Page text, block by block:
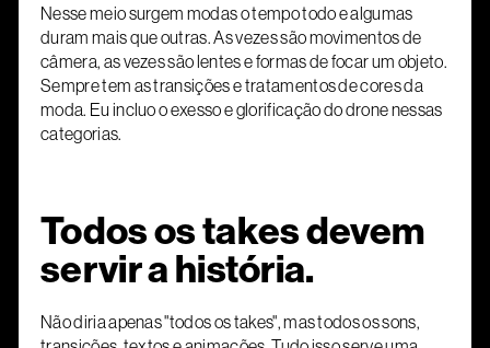
Nesse meio surgem modas o tempo todo e algumas
duram mais que outras. As vezes são movimentos de
câmera, as vezes são lentes e formas de focar um objeto.
Sempre tem as transições e tratamentos de cores da
moda. Eu incluo o exesso e glorificação do drone nessas
categorias.
Todos os takes devem
servir a história.
Não diria apenas "todos os takes", mas todos os sons,